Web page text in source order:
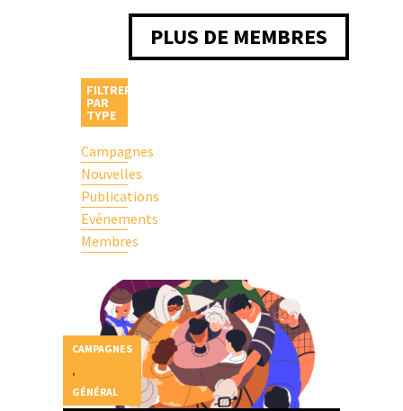
PLUS DE MEMBRES
FILTRER
PAR
TYPE
Campagnes
Nouvelles
Publications
Evénements
Membres
CAMPAGNES
,
GÉNÉRAL